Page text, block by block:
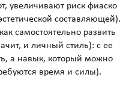
увеличивают риск фиаско
составляющей).
самостоятельно развить
и личный стиль): с ее
а навык, который можно
время и силы).